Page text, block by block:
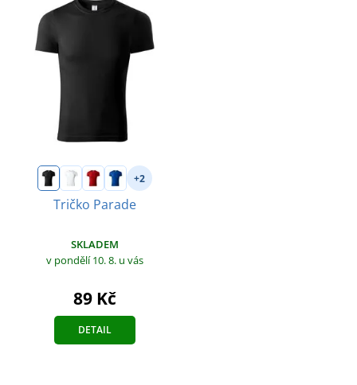
+2
Tričko Parade
SKLADEM
v pondělí 10. 8. u vás
89 Kč
DETAIL